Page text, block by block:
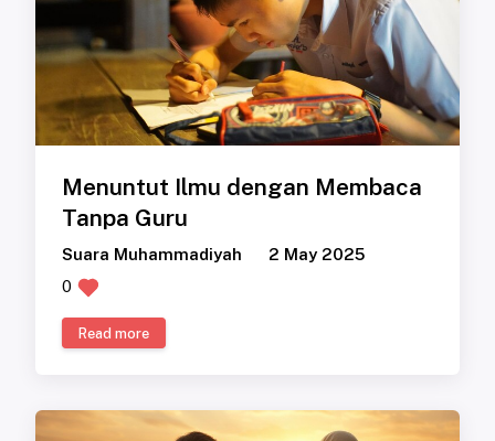
Menuntut Ilmu dengan Membaca
Tanpa Guru
Suara Muhammadiyah
2 May 2025
0
Read more